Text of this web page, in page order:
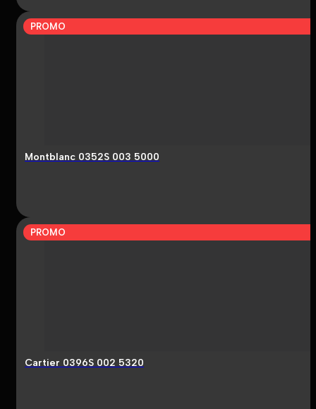
PROMO
Montblanc 0352S 003 5000
PROMO
Cartier 0396S 002 5320